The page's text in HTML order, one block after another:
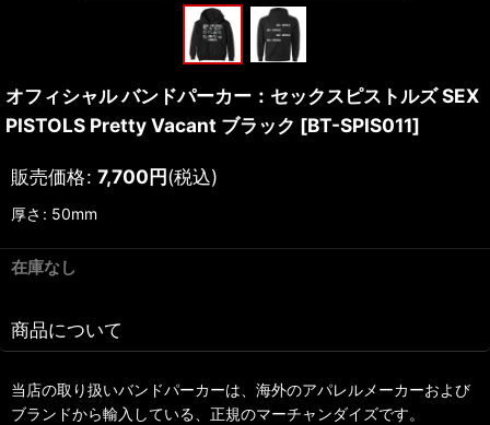
オフィシャル バンドパーカー：セックスピストルズ SEX
PISTOLS Pretty Vacant ブラック [BT-SPIS011]
販売価格: 7,700円(税込)
厚さ : 50mm
在庫なし
商品について
当店の取り扱いバンドパーカーは、海外のアパレルメーカーおよび
ブランドから輸入している、正規のマーチャンダイズです。